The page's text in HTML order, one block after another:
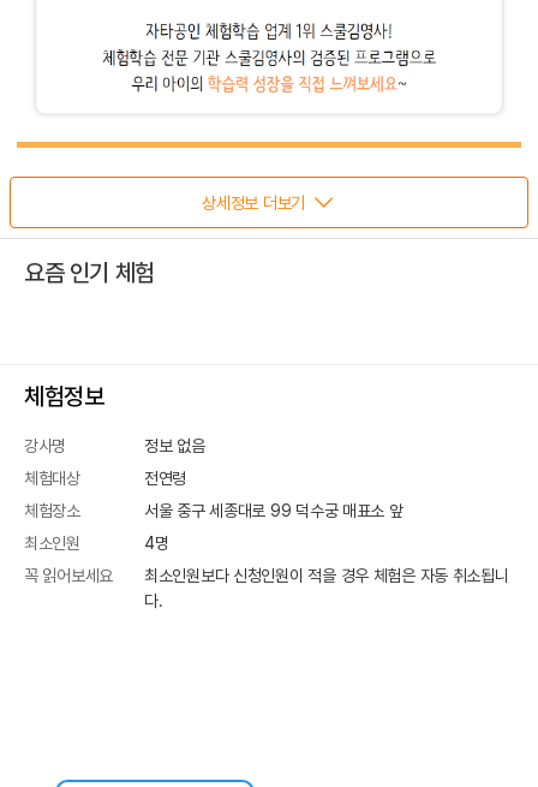
상세정보 더보기
요즘 인기 체험
체험정보
강사명
정보 없음
체험대상
전연령
체험장소
서울 중구 세종대로 99 덕수궁 매표소 앞
최소인원
4명
꼭 읽어보세요
최소인원보다 신청인원이 적을 경우 체험은 자동 취소됩니
다.